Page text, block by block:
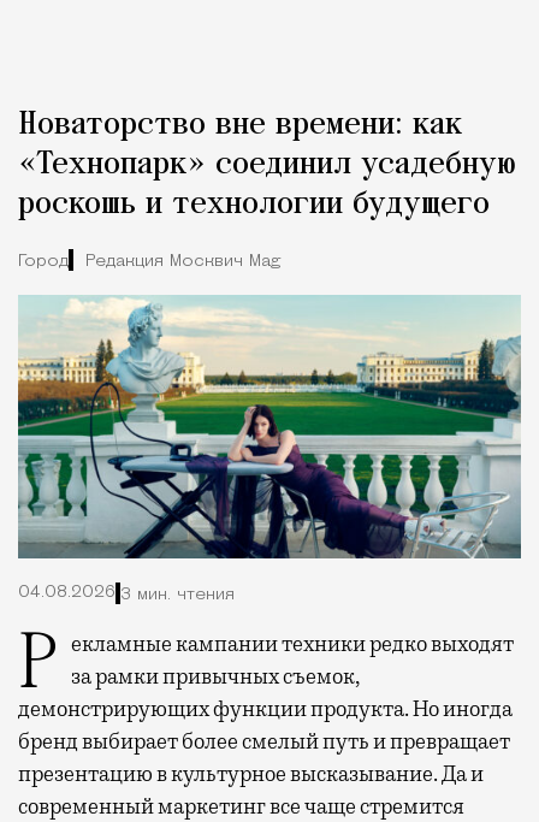
Новаторство вне времени: как
«Технопарк» соединил усадебную
роскошь и технологии будущего
Город Редакция Москвич Mag
04.08.2026 3 мин. чтения
Рекламные кампании техники редко выходят
за рамки привычных съемок,
демонстрирующих функции продукта. Но иногда
бренд выбирает более смелый путь и превращает
презентацию в культурное высказывание. Да и
современный маркетинг все чаще стремится